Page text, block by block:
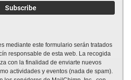
mediante este formulario serán tratados
responsable de esta web. La recogida
con la finalidad de enviarte nuevos
actividades y eventos (nada de spam).